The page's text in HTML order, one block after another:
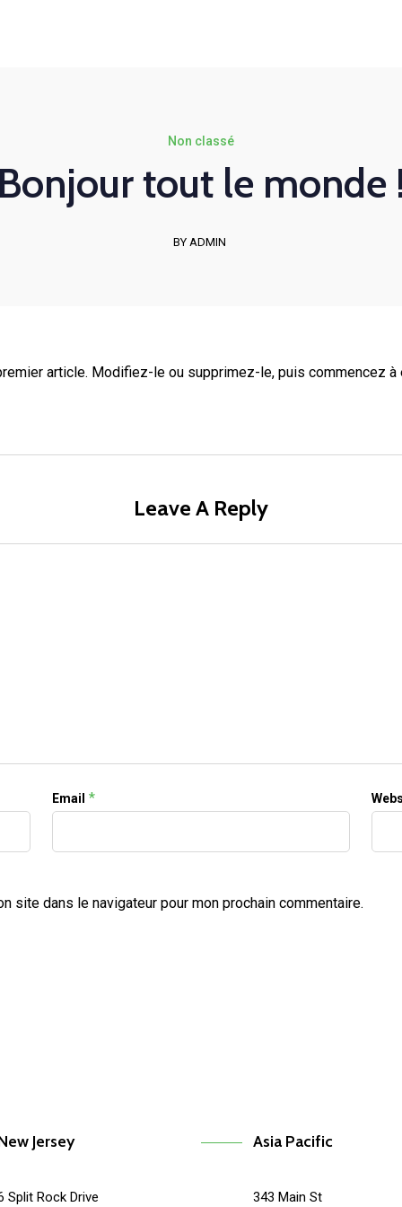
Non classé
tout le monde
BY ADMIN
article. Modifiez-le ou supprimez-le, puis commencez à
Leave A Reply
Email *
site dans le navigateur pour mon prochain commentaire.
Jersey
Split Rock Drive
Asia Pacific
343 Main St